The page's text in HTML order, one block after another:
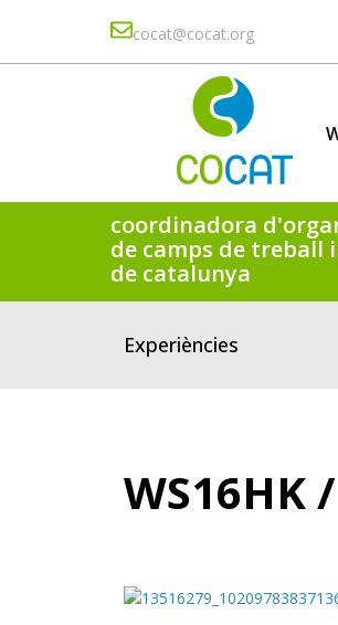
cocat@cocat.org
coordinadora
de camps de treball
de catalunya
Experiències
WS16HK